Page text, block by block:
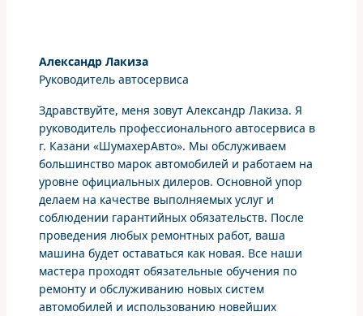
Александр Лакиза
Руководитель автосервиса
Здравствуйте, меня зовут Александр Лакиза. Я
руководитель профессионального автосервиса в
г. Казани «ШумахерАвто». Мы обслуживаем
большинство марок автомобилей и работаем на
уровне официальных дилеров. Основной упор
делаем на качестве выполняемых услуг и
соблюдении гарантийных обязательств. После
проведения любых ремонтных работ, ваша
машина будет оставаться как новая. Все наши
мастера проходят обязательные обучения по
ремонту и обслуживанию новых систем
автомобилей и использованию новейших